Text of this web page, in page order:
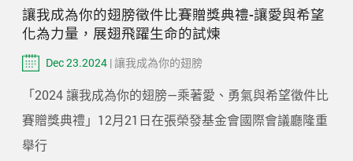
讓我成為你的翅膀徵件比賽贈獎典禮-讓愛與希望
化為力量，展翅飛躍生命的試煉
Dec 23.2024 | 讓我成為你的翅膀
「2024 讓我成為你的翅膀—乘著愛、勇氣與希望徵件比
賽贈獎典禮」12月21日在張榮發基金會國際會議廳隆重
舉行